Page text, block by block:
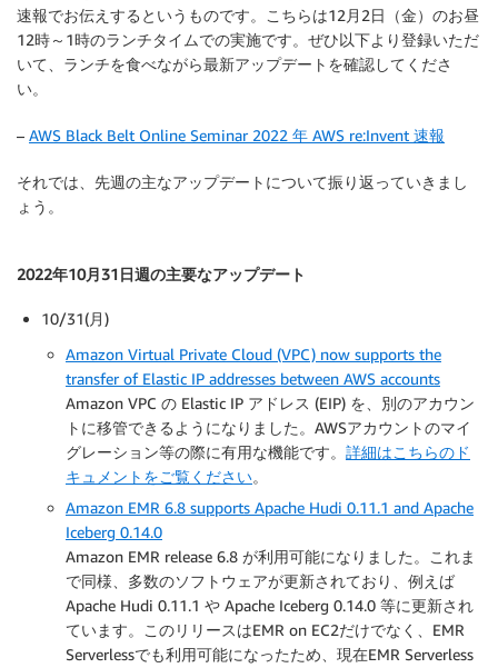
速報でお伝えするというものです。こちらは12月2日（金）のお昼
12時～1時のランチタイムでの実施です。ぜひ以下より登録いただ
いて、ランチを食べながら最新アップデートを確認してくださ
い。
– AWS Black Belt Online Seminar 2022 年 AWS re:Invent 速報
それでは、先週の主なアップデートについて振り返っていきまし
ょう。
2022年10月31日週の主要なアップデート
10/31(月)
Amazon Virtual Private Cloud (VPC) now supports the
transfer of Elastic IP addresses between AWS accounts
Amazon VPC の Elastic IP アドレス (EIP) を、別のアカウン
トに移管できるようになりました。AWSアカウントのマイ
グレーション等の際に有用な機能です。 詳細はこちらのド
キュメントをご覧ください。
Amazon EMR 6.8 supports Apache Hudi 0.11.1 and Apache
Iceberg 0.14.0
Amazon EMR release 6.8 が利用可能になりました。これま
で同様、多数のソフトウェアが更新されており、例えば
Apache Hudi 0.11.1 や Apache Iceberg 0.14.0 等に更新され
ています。このリリースはEMR on EC2だけでなく、EMR
Serverlessでも利用可能になったため、現在EMR Serverless